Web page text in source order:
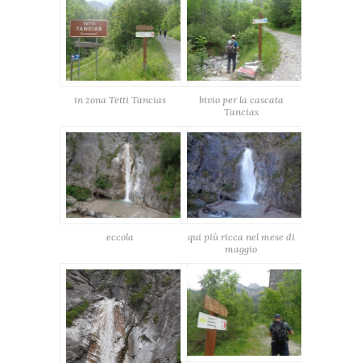
in zona Tetti Tancias
bivio per la cascata
Tancias
eccola
qui più ricca nel mese di
maggio